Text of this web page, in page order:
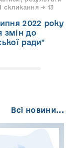
скликання → 13
2022 року
змін до
ради"
Всі новини...